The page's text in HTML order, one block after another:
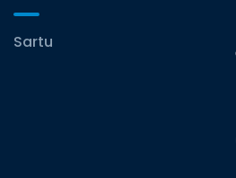
Sartu